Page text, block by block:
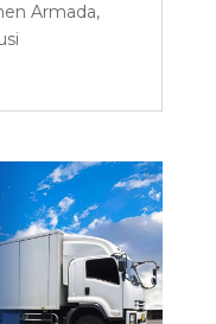
Armada,